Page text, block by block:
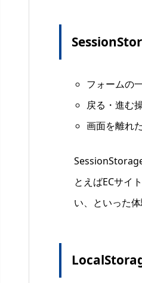
フォームの
戻る・進む
画面を離れ
SessionStorage
とえばECサイ
い、といった